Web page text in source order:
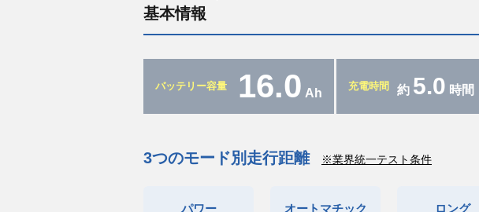
基本情報
バッテリー容量 16.0 Ah
充電時間 約 5.0 時間
3つのモード別走行距離 ※業界統一テスト条件
パワー オートマチック ロング